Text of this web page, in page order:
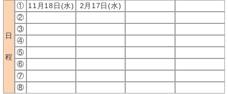
日
程
① 11月18日(水)
2月17日(水)
②
③
④
⑤
⑥
⑦
⑧